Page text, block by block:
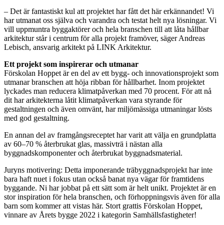
– Det är fantastiskt kul att projektet har fått det här erkännandet! Vi
har utmanat oss själva och varandra och testat helt nya lösningar. Vi
vill uppmuntra byggaktörer och hela branschen till att låta hållbar
arkitektur står i centrum för alla projekt framöver, säger Andreas
Lebisch, ansvarig arkitekt på LINK Arkitektur.
Ett projekt som inspirerar och utmanar
Förskolan Hoppet är en del av ett bygg- och innovationsprojekt som
utmanar branschen att höja ribban för hållbarhet. Inom projektet
lyckades man reducera klimatpåverkan med 70 procent. För att nå
dit har arkitekterna låtit klimatpåverkan vara styrande för
gestaltningen och även omvänt, har miljömässiga utmaningar lösts
med god gestaltning.
En annan del av framgångsreceptet har varit att välja en grundplatta
av 60–70 % återbrukat glas, massivträ i nästan alla
byggnadskomponenter och återbrukat byggnadsmaterial.
Juryns motivering: Detta imponerande träbyggnadsprojekt har inte
bara haft nuet i fokus utan också banat nya vägar för framtidens
byggande. Ni har jobbat på ett sätt som är helt unikt. Projektet är en
stor inspiration för hela branschen, och förhoppningsvis även för alla
barn som kommer att vistas här. Stort grattis Förskolan Hoppet,
vinnare av Årets bygge 2022 i kategorin Samhällsfastigheter!